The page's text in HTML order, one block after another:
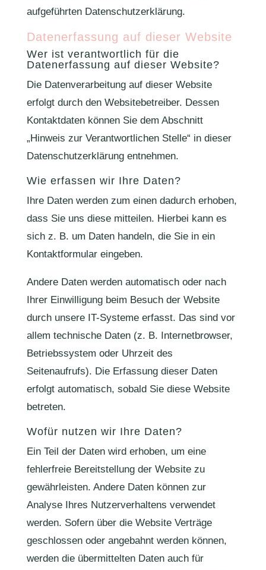
aufgeführten Datenschutzerklärung.
Datenerfassung auf dieser Website
Wer ist verantwortlich für die
Datenerfassung auf dieser Website?
Die Datenverarbeitung auf dieser Website
erfolgt durch den Websitebetreiber. Dessen
Kontaktdaten können Sie dem Abschnitt
„Hinweis zur Verantwortlichen Stelle“ in dieser
Datenschutzerklärung entnehmen.
Wie erfassen wir Ihre Daten?
Ihre Daten werden zum einen dadurch erhoben,
dass Sie uns diese mitteilen. Hierbei kann es
sich z. B. um Daten handeln, die Sie in ein
Kontaktformular eingeben.
Andere Daten werden automatisch oder nach
Ihrer Einwilligung beim Besuch der Website
durch unsere IT-Systeme erfasst. Das sind vor
allem technische Daten (z. B. Internetbrowser,
Betriebssystem oder Uhrzeit des
Seitenaufrufs). Die Erfassung dieser Daten
erfolgt automatisch, sobald Sie diese Website
betreten.
Wofür nutzen wir Ihre Daten?
Ein Teil der Daten wird erhoben, um eine
fehlerfreie Bereitstellung der Website zu
gewährleisten. Andere Daten können zur
Analyse Ihres Nutzerverhaltens verwendet
werden. Sofern über die Website Verträge
geschlossen oder angebahnt werden können,
werden die übermittelten Daten auch für